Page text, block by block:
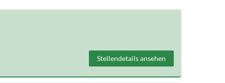
Stellendetails ansehen